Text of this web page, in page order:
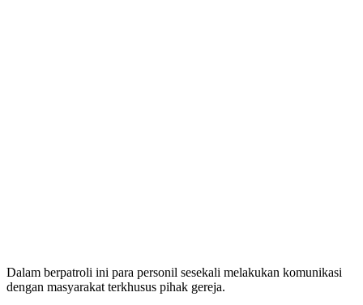
Dalam berpatroli ini para personil sesekali melakukan komunikasi
dengan masyarakat terkhusus pihak gereja.